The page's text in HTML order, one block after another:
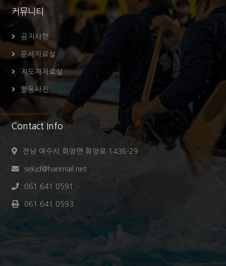
커뮤니티
공지사항
문서자료실
지도자자료실
활동사진
Contact Info
전남 여수시 화앙면 화양로 1436-29
sekjd@hanmail.net
061 641 0591
061 641 0593